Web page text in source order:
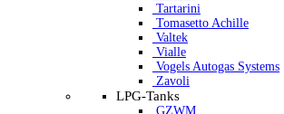
Tartarini
Tomasetto Achille
Valtek
Vialle
Vogels Autogas Systems
Zavoli
LPG-Tanks
GZWM